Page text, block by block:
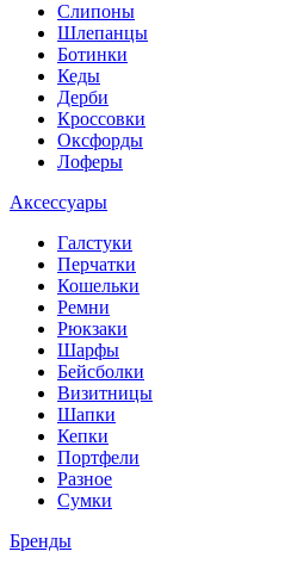
Слипоны
Шлепанцы
Ботинки
Кеды
Дерби
Кроссовки
Оксфорды
Лоферы
Аксессуары
Галстуки
Перчатки
Кошельки
Ремни
Рюкзаки
Шарфы
Бейсболки
Визитницы
Шапки
Кепки
Портфели
Разное
Сумки
Бренды